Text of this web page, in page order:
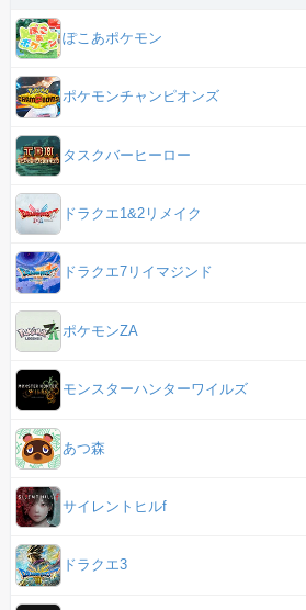
ぽこあポケモン
ポケモンチャンピオンズ
タスクバーヒーロー
ドラクエ1&2リメイク
ドラクエ7リイマジンド
ポケモンZA
モンスターハンターワイルズ
あつ森
サイレントヒルf
ドラクエ3